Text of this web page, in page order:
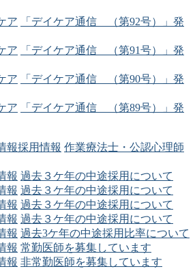
ア
「デイケア通信 （第92号）」発
ア
「デイケア通信 （第91号）」発
ア
「デイケア通信 （第90号）」発
ア
「デイケア通信 （第89号）」発
報採用情報 作業療法士・公認心理師
報 過去３ケ年の中途採用について
報 過去３ケ年の中途採用について
報 過去３ケ年の中途採用について
報 過去３ケ年の中途採用について
報 過去3ケ年の中途採用比率について
報 常勤医師を募集しています
報 非常勤医師を募集しています